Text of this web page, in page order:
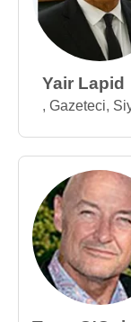
Yair Lapid
, Gazeteci,